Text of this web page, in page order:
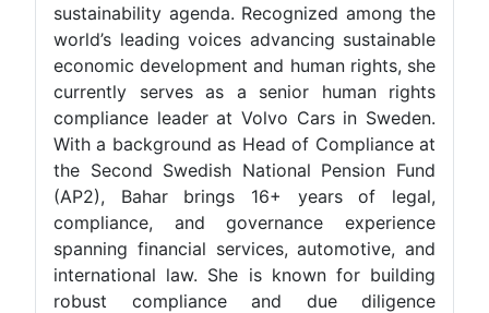
sustainability agenda. Recognized
world’s leading voices advancing
economic development and human
currently serves as a senior
compliance leader at Volvo Cars
With a background as Head of
the Second Swedish National
(AP2), Bahar brings 16+
compliance, and governance
spanning financial services,
international law. She is known
robust compliance and due